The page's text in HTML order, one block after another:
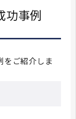
功事例
をご紹介しま